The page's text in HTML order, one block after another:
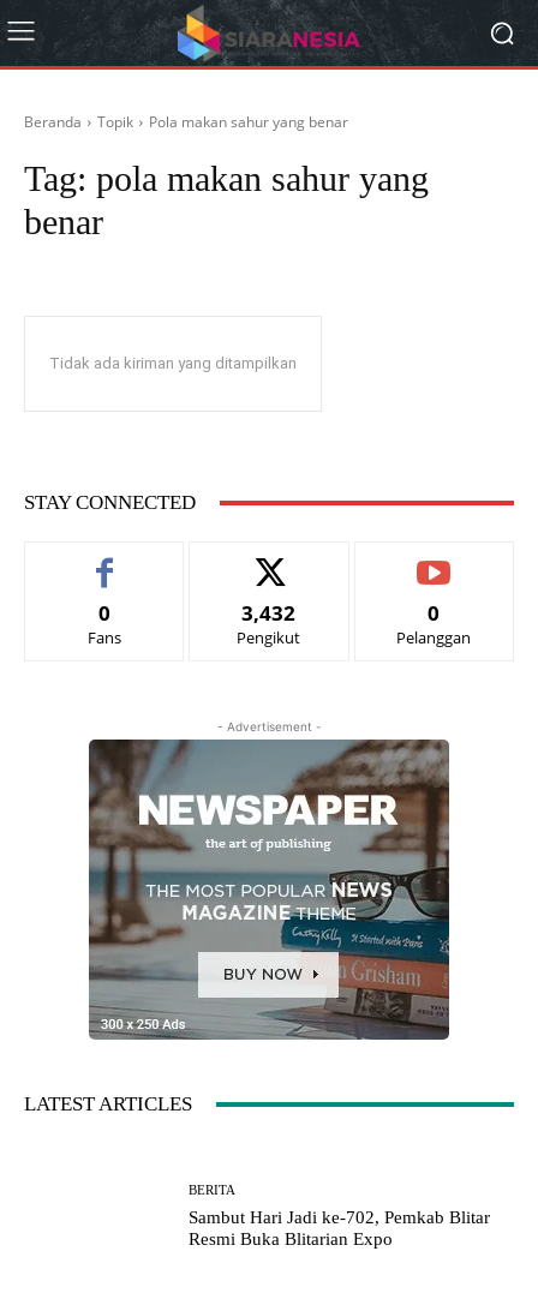
Beranda Topik Pola makan sahur yang benar
Tag: pola makan sahur yang
benar
Tidak ada kiriman yang ditampilkan
STAY CONNECTED
0
Fans
3,432
Pengikut
0
Pelanggan
- Advertisement -
LATEST ARTICLES
BERITA
Sambut Hari Jadi ke-702, Pemkab Blitar
Resmi Buka Blitarian Expo